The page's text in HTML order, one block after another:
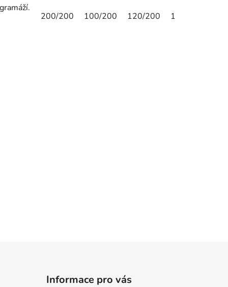
200/200 100/200 120/200 150/200
Informace pro vás